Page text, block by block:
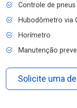
Controle de
Hubodômetro via
Horímetro
Manutenção
Solicite uma